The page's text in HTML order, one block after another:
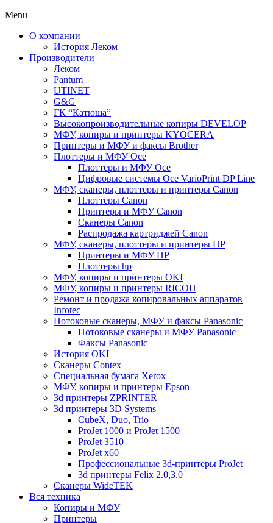
Menu
О компании
История Леком
Производители
Леком
Pantum
UTINET
G&G
ГК “Катюша”
Высокопроизводительные копиры DEVELOP
МФУ, копиры и принтеры KYOCERA
Принтеры и МФУ и факсы Brother
Плоттеры и МФУ Oce
Плоттеры и МФУ Oce
Цифровые системы Oce VarioPrint DP Line
МФУ, сканеры, плоттеры и принтеры Canon
Плоттеры Canon
Принтеры и МФУ Canon
Сканеры Canon
Распродажа картриджей Canon
МФУ, сканеры, плоттеры и принтеры HP
Принтеры и МФУ HP
Плоттеры hp
МФУ, копиры и принтеры OKI
МФУ, копиры и принтеры RICOH
Ремонт и продажа копировальных аппаратов
Infotec
Потоковые сканеры, МФУ и факсы Panasonic
Потоковые сканеры и МФУ Panasonic
Факсы Panasonic
История OKI
Сканеры Contex
Специальная бумага Xerox
МФУ, копиры и принтеры Epson
3d принтеры ZPRINTER
3d принтеры 3D Systems
CubeX, Duo, Trio
ProJet 1000 и ProJet 1500
ProJet 3510
ProJet x60
Профессиональные 3d-принтеры ProJet
3d принтеры Felix 2.0,3.0
Сканеры WideTEK
Вся техника
Копиры и МФУ
Принтеры